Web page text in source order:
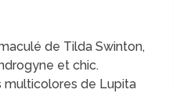
de Tilda Swinton,
et chic.
multicolores de Lupita